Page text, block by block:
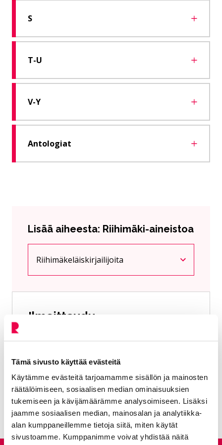
Tämä sivusto käyttää evästeitä
Käytämme evästeitä tarjoamamme sisällön ja mainosten
räätälöimiseen, sosiaalisen median ominaisuuksien
tukemiseen ja kävijämäärämme analysoimiseen. Lisäksi
jaamme sosiaalisen median, mainosalan ja analytiikka-
alan kumppaneillemme tietoja siitä, miten käytät
sivustoamme. Kumppanimme voivat yhdistää näitä
S
T-U
V-Y
Antologiat
Lisää aiheesta: Riihimäki-aineistoa
Nykyinen sivu
Riihimäkeläiskirjailijoita
Klikkaa käyttääksesi valikkoa
Ilmoittaudu
Riihimäkeläiskirjailija –
ilmoittautumislomakeSiirtyy ulkoiselle sivustolle